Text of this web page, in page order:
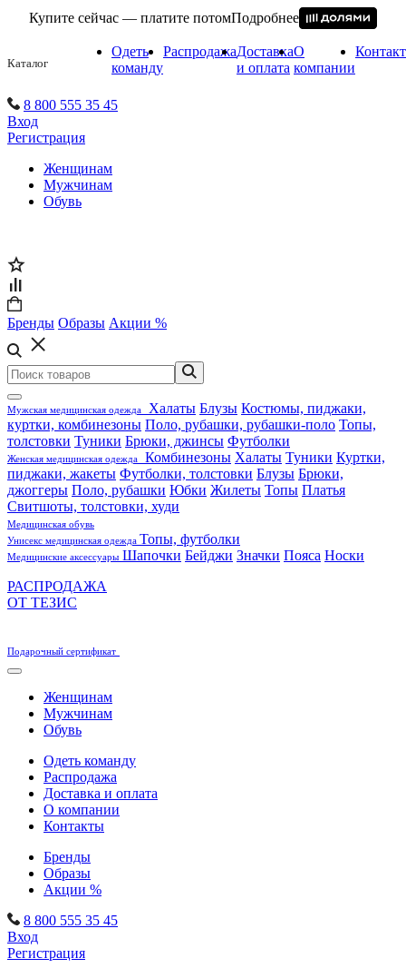
Купите сейчас — платите потомПодробнее
Каталог
Одеть
команду
РаспродажаДоставка
и оплата
О
компании
8 800 555 35 45
Вход
Регистрация
Женщинам
Мужчинам
Обувь
Бренды Образы Акции %
Мужская медицинская одежда Халаты Блузы Костюмы, пиджаки,
куртки, комбинезоны Поло, рубашки, рубашки-поло Топы,
толстовки Туники Брюки, джинсы Футболки
Женская медицинская одежда Комбинезоны Халаты Туники Куртки,
пиджаки, жакеты Футболки, толстовки Блузы Брюки,
джоггеры Поло, рубашки Юбки Жилеты Топы Платья
Свитшоты, толстовки, худи
Медицинская обувь
Унисекс медицинская одежда Топы, футболки
Медицинские аксессуары Шапочки Бейджи Значки Пояса Носки
РАСПРОДАЖА
ОТ ТЕЗИС
Подарочный сертификат
Женщинам
Мужчинам
Обувь
Одеть команду
Распродажа
Доставка и оплата
О компании
Контакты
Бренды
Образы
Акции %
8 800 555 35 45
Вход
Регистрация